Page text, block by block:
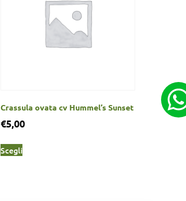
Crassula ovata cv Hummel’s Sunset
€5,00
Scegli